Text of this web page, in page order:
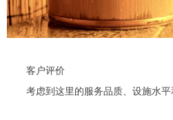
客户评价
考虑到这里的服务品质、设施水平